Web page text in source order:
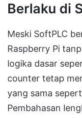
Berlaku di
Meski SoftPLC
Raspberry Pi
logika dasar
counter tetap
yang sama
Pembahasan